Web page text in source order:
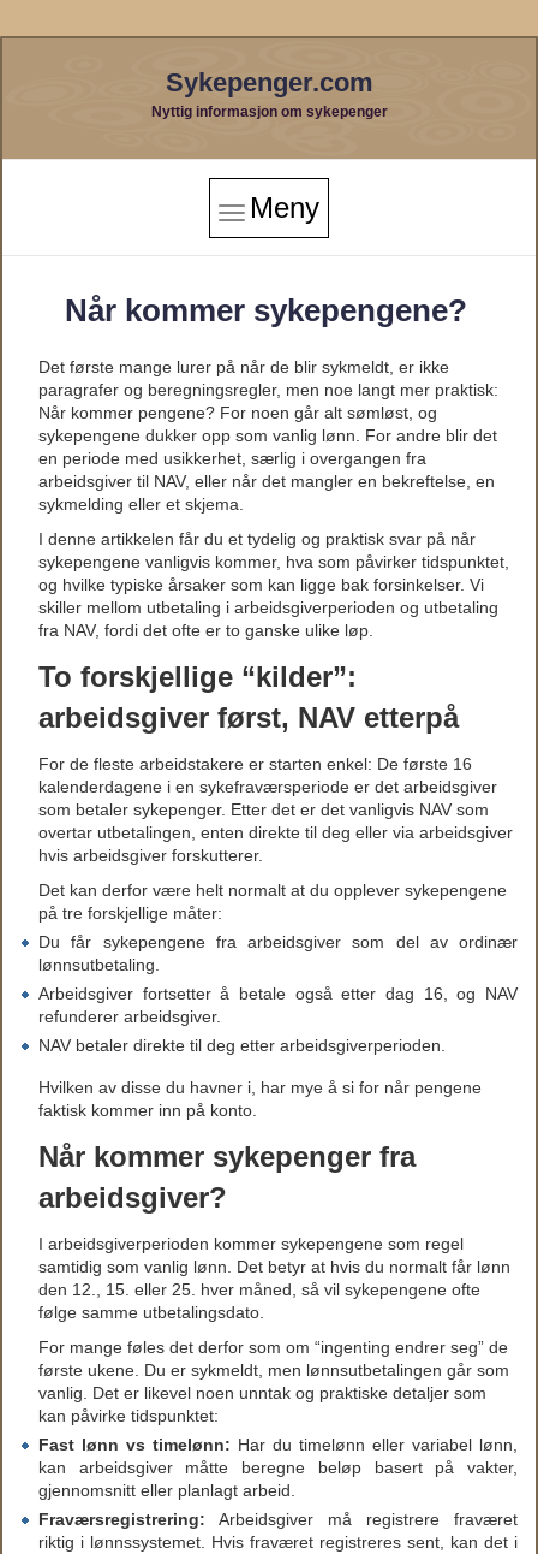
Sykepenger.com
Nyttig informasjon om sykepenger
Meny
Når kommer sykepengene?
Det første mange lurer på når de blir sykmeldt, er ikke
paragrafer og beregningsregler, men noe langt mer praktisk:
Når kommer pengene? For noen går alt sømløst, og
sykepengene dukker opp som vanlig lønn. For andre blir det
en periode med usikkerhet, særlig i overgangen fra
arbeidsgiver til NAV, eller når det mangler en bekreftelse, en
sykmelding eller et skjema.
I denne artikkelen får du et tydelig og praktisk svar på når
sykepengene vanligvis kommer, hva som påvirker tidspunktet,
og hvilke typiske årsaker som kan ligge bak forsinkelser. Vi
skiller mellom utbetaling i arbeidsgiverperioden og utbetaling
fra NAV, fordi det ofte er to ganske ulike løp.
To forskjellige “kilder”:
arbeidsgiver først, NAV etterpå
For de fleste arbeidstakere er starten enkel: De første 16
kalenderdagene i en sykefraværsperiode er det arbeidsgiver
som betaler sykepenger. Etter det er det vanligvis NAV som
overtar utbetalingen, enten direkte til deg eller via arbeidsgiver
hvis arbeidsgiver forskutterer.
Det kan derfor være helt normalt at du opplever sykepengene
på tre forskjellige måter:
Du får sykepengene fra arbeidsgiver som del av ordinær
lønnsutbetaling.
Arbeidsgiver fortsetter å betale også etter dag 16, og NAV
refunderer arbeidsgiver.
NAV betaler direkte til deg etter arbeidsgiverperioden.
Hvilken av disse du havner i, har mye å si for når pengene
faktisk kommer inn på konto.
Når kommer sykepenger fra
arbeidsgiver?
I arbeidsgiverperioden kommer sykepengene som regel
samtidig som vanlig lønn. Det betyr at hvis du normalt får lønn
den 12., 15. eller 25. hver måned, så vil sykepengene ofte
følge samme utbetalingsdato.
For mange føles det derfor som om “ingenting endrer seg” de
første ukene. Du er sykmeldt, men lønnsutbetalingen går som
vanlig. Det er likevel noen unntak og praktiske detaljer som
kan påvirke tidspunktet:
Fast lønn vs timelønn: Har du timelønn eller variabel lønn,
kan arbeidsgiver måtte beregne beløp basert på vakter,
gjennomsnitt eller planlagt arbeid.
Fraværsregistrering: Arbeidsgiver må registrere fraværet
riktig i lønnssystemet. Hvis fraværet registreres sent, kan det i